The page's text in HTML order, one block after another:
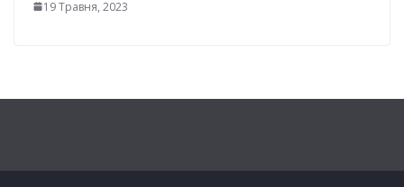
19 Травня, 2023